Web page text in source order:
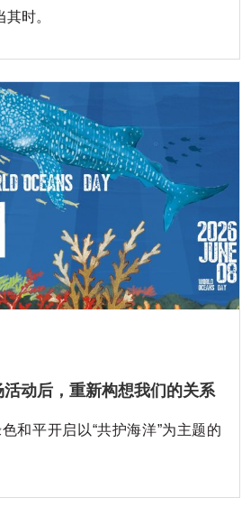
时。
动后，重新构想我们的关系
和平开启以“共护海洋”为主题的